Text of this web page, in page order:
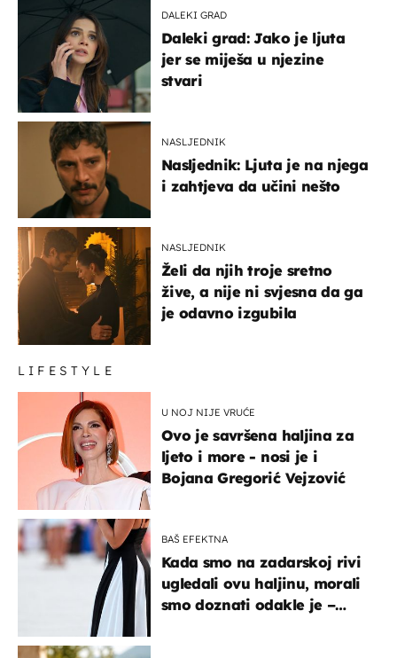
DALEKI GRAD
Daleki grad: Jako je ljuta
jer se miješa u njezine
stvari
NASLJEDNIK
Nasljednik: Ljuta je na njega
i zahtjeva da učini nešto
NASLJEDNIK
Želi da njih troje sretno
žive, a nije ni svjesna da ga
je odavno izgubila
LIFESTYLE
U NOJ NIJE VRUĆE
Ovo je savršena haljina za
ljeto i more - nosi je i
Bojana Gregorić Vejzović
BAŠ EFEKTNA
Kada smo na zadarskoj rivi
ugledali ovu haljinu, morali
smo doznati odakle je –